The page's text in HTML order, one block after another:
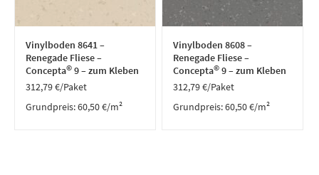
Vinylboden 8641 –
Renegade Fliese –
Concepta© 9 – zum Kleben
312,79€/Paket
Grundpreis:60,50€/m²
Vinylboden 8608 –
Renegade Fliese –
Concepta© 9 – zum Kleben
312,79€/Paket
Grundpreis:60,50€/m²